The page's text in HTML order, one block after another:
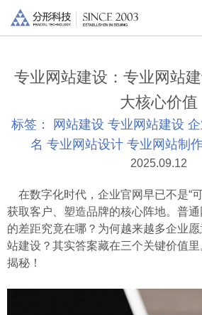
专业网站建设：专业网站
大核心价值
标签： 网站建设 专业网站建设
名 专业网站设计 专业网站制
2025.09.12
在数字化时代，企业官网早已不是“
获取客户、塑造品牌的核心阵地。普通
的差距究竟在哪？为何越来越多企业
站建设？其实答案藏在三个关键价值
揭秘！